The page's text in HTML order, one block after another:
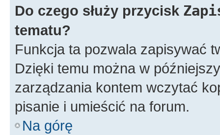
Do czego służy przycisk
tematu?
Funkcja ta pozwala zapisywać
Dzięki temu można w
zarządzania kontem wczytać
pisanie i umieścić na forum.
Na górę